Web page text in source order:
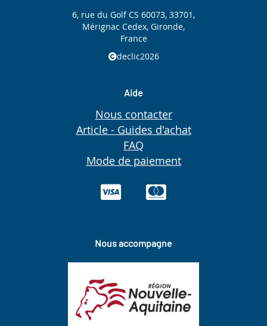
6, rue du Golf CS 60073, 33701,
Mérignac Cedex, Gironde,
France
declic2026
Aide
Nous contacter
Article - Guides d'achat
FAQ
Mode de paiement
Nous accompagne